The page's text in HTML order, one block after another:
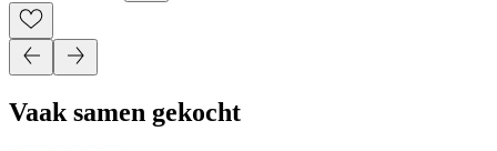
Vaak samen gekocht